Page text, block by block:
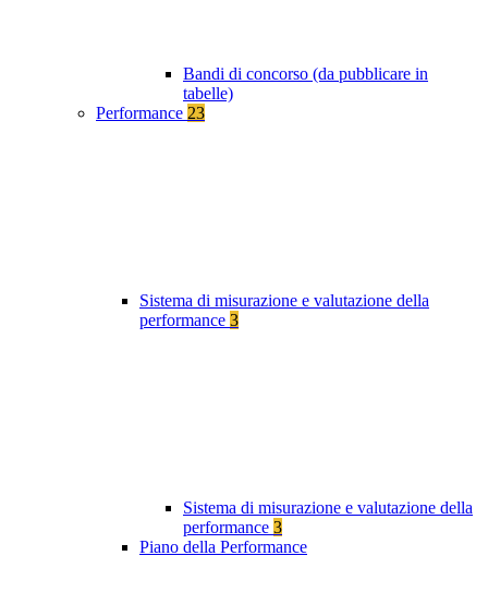
Bandi di concorso (da pubblicare in
tabelle)
Performance 23
Sistema di misurazione e valutazione della
performance 3
Sistema di misurazione e valutazione della
performance 3
Piano della Performance